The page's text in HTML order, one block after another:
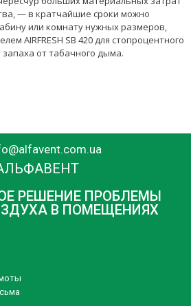
— в кратчайшие сроки можно
или комнату нужных размеров,
AIRFRESH SВ 420 для стопроцентного
от табачного дыма.
РЕШЕНИЕ ПРОБЛЕМЫ
В ПОМЕЩЕНИЯХ